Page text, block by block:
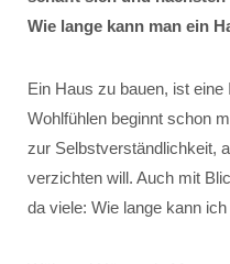
Wie lange kann man ein
Ein Haus zu bauen, ist
Wohlfühlen beginnt schon
zur Selbstverständlichkeit,
verzichten will. Auch mit
da viele: Wie lange kann